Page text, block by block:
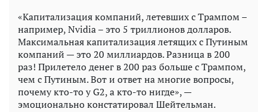
«Капитализация компаний, летевших с Трампом –
например, Nvidia – это 5 триллионов долларов.
Максимальная капитализация летящих с Путиным
компаний — это 20 миллиардов. Разница в 200
раз! Прилетело денег в 200 раз больше с Трампом,
чем с Путиным. Вот и ответ на многие вопросы,
почему кто-то у G2, а кто-то нигде», —
эмоционально констатировал Шейтельман.